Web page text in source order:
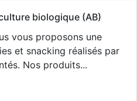
biologique (AB)
vous proposons une
et snacking réalisés par
Nos produits...